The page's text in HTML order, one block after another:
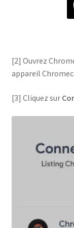
[2] Ouvrez
appareil
[3] Cliquez sur